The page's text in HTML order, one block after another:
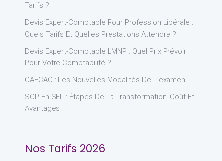
Tarifs ?
Devis Expert-Comptable Pour Profession Libérale :
Quels Tarifs Et Quelles Prestations Attendre ?
Devis Expert-Comptable LMNP : Quel Prix Prévoir
Pour Votre Comptabilité ?
CAFCAC : Les Nouvelles Modalités De L’examen
SCP En SEL : Étapes De La Transformation, Coût Et
Avantages
Nos Tarifs 2026